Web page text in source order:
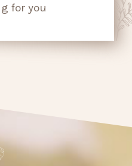
for you